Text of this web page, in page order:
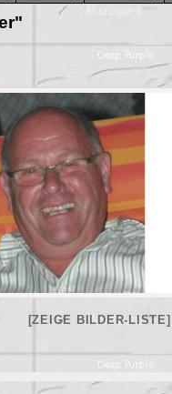
[ZEIGE BILDER-LISTE]